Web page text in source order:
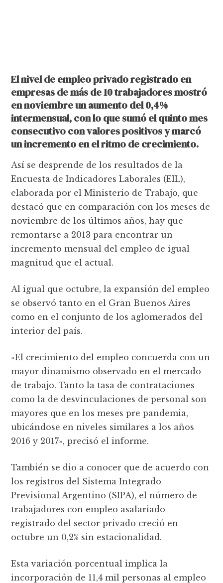
El nivel de empleo privado registrado en
empresas de más de 10 trabajadores mostró
en noviembre un aumento del 0,4%
intermensual, con lo que sumó el quinto mes
consecutivo con valores positivos y marcó
un incremento en el ritmo de crecimiento.
Así se desprende de los resultados de la
Encuesta de Indicadores Laborales (EIL),
elaborada por el Ministerio de Trabajo, que
destacó que en comparación con los meses de
noviembre de los últimos años, hay que
remontarse a 2013 para encontrar un
incremento mensual del empleo de igual
magnitud que el actual.
Al igual que octubre, la expansión del empleo
se observó tanto en el Gran Buenos Aires
como en el conjunto de los aglomerados del
interior del país.
«El crecimiento del empleo concuerda con un
mayor dinamismo observado en el mercado
de trabajo. Tanto la tasa de contrataciones
como la de desvinculaciones de personal son
mayores que en los meses pre pandemia,
ubicándose en niveles similares a los años
2016 y 2017», precisó el informe.
También se dio a conocer que de acuerdo con
los registros del Sistema Integrado
Previsional Argentino (SIPA), el número de
trabajadores con empleo asalariado
registrado del sector privado creció en
octubre un 0,2% sin estacionalidad.
Esta variación porcentual implica la
incorporación de 11,4 mil personas al empleo